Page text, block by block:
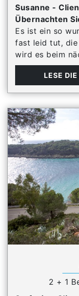
Susanne -
Übernachten
Es ist ein so
fast leid tut, die
wird es beim
LESE
2 + 1